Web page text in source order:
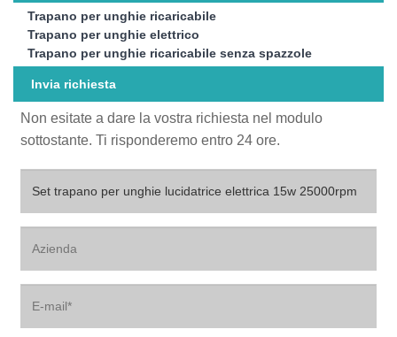
Trapano per unghie ricaricabile
Trapano per unghie elettrico
Trapano per unghie ricaricabile senza spazzole
Invia richiesta
Non esitate a dare la vostra richiesta nel modulo
sottostante. Ti risponderemo entro 24 ore.